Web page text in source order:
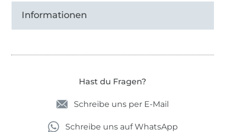
Informationen
Hast du Fragen?
Schreibe uns per E-Mail
Schreibe uns auf WhatsApp